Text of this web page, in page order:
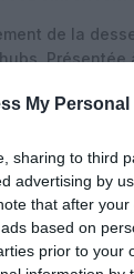
My
sharing to third
advertising by
that after
based on
prior to
de la
Présentée
stratégie de
pour le
d’un réseau
Angeles,
Janeiro.
au cœur
partir de la